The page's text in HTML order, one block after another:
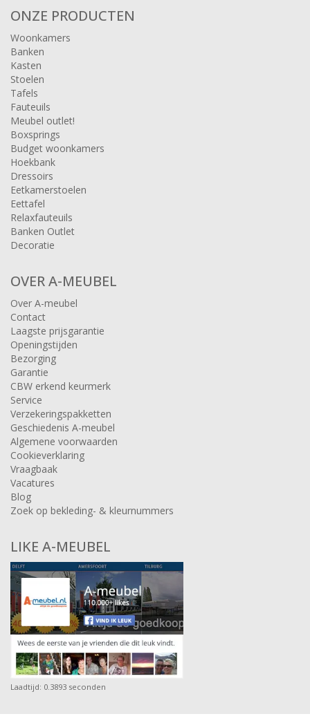
ONZE PRODUCTEN
Woonkamers
Banken
Kasten
Stoelen
Tafels
Fauteuils
Meubel outlet!
Boxsprings
Budget woonkamers
Hoekbank
Dressoirs
Eetkamerstoelen
Eettafel
Relaxfauteuils
Banken Outlet
Decoratie
OVER A-MEUBEL
Over A-meubel
Contact
Laagste prijsgarantie
Openingstijden
Bezorging
Garantie
CBW erkend keurmerk
Service
Verzekeringspakketten
Geschiedenis A-meubel
Algemene voorwaarden
Cookieverklaring
Vraagbaak
Vacatures
Blog
Zoek op bekleding- & kleurnummers
LIKE A-MEUBEL
Laadtijd: 0.3893 seconden